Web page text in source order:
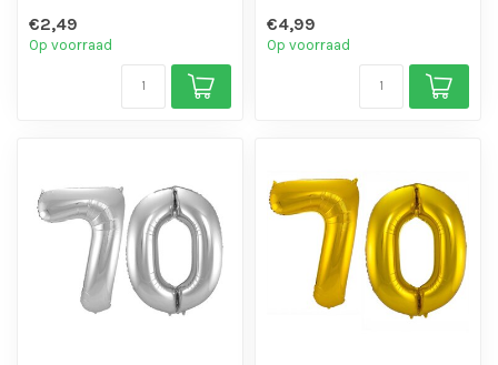
lucht
- Met oogjes o...
€2,49
Op voorraad
op te...
€4,99
Op voorraad